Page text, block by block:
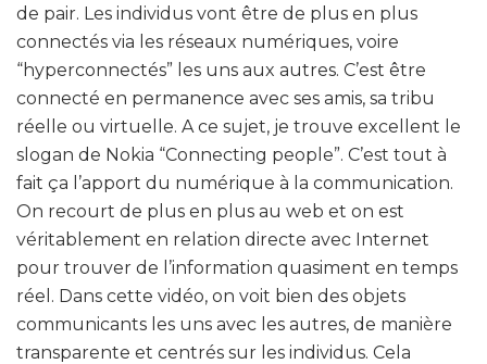
de pair. Les individus vont être de plus en plus
connectés via les réseaux numériques, voire
“hyperconnectés” les uns aux autres. C’est être
connecté en permanence avec ses amis, sa tribu
réelle ou virtuelle. A ce sujet, je trouve excellent le
slogan de Nokia “Connecting people”. C’est tout à
fait ça l’apport du numérique à la communication.
On recourt de plus en plus au web et on est
véritablement en relation directe avec Internet
pour trouver de l’information quasiment en temps
réel. Dans cette vidéo, on voit bien des objets
communicants les uns avec les autres, de manière
transparente et centrés sur les individus. Cela